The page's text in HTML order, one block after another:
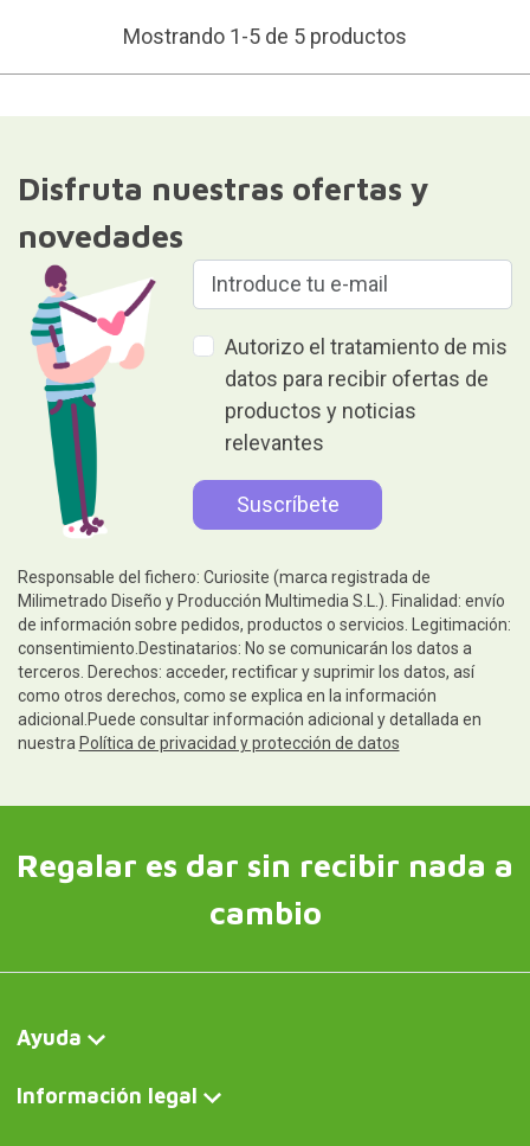
Mostrando 1-5 de 5 productos
Disfruta nuestras ofertas y
novedades
Autorizo el tratamiento de mis
datos para recibir ofertas de
productos y noticias
relevantes
Responsable del fichero: Curiosite (marca registrada de
Milimetrado Diseño y Producción Multimedia S.L.). Finalidad: envío
de información sobre pedidos, productos o servicios. Legitimación:
consentimiento.Destinatarios: No se comunicarán los datos a
terceros. Derechos: acceder, rectificar y suprimir los datos, así
como otros derechos, como se explica en la información
adicional.Puede consultar información adicional y detallada en
nuestra Política de privacidad y protección de datos
Regalar es dar sin recibir nada a
cambio
Ayuda
Información legal